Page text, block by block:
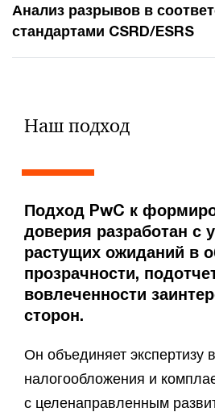
Анализ разрывов в
стандартами CSRD/ESRS
Наш подход
Подход PwC к
доверия разработан с
растущих ожиданий в
прозрачности,
вовлеченности
сторон.
Он объединяет экспертизу
налогообложения и
с целенаправленным